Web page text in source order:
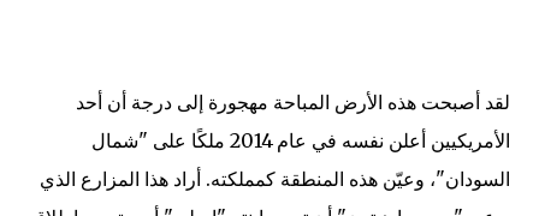
لقد أصبحت هذه الأرض المباحة مهجورة إلى درجة أن أحد
الأمريكيين أعلن نفسه في عام 2014 ملكًا على "شمال
السودان"، وعيّن هذه المنطقة كمملكته. أراد هذا المزارع الذي